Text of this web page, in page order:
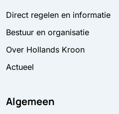
Direct regelen en informatie
Bestuur en organisatie
Over Hollands Kroon
Actueel
Algemeen